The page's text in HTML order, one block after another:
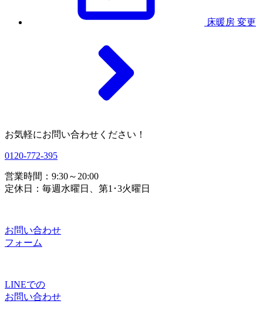
床暖房 変更
お気軽にお問い合わせください！
0120-772-395
営業時間：9:30～20:00
定休日：毎週水曜日、第1･3火曜日
お問い合わせ
フォーム
LINEでの
お問い合わせ